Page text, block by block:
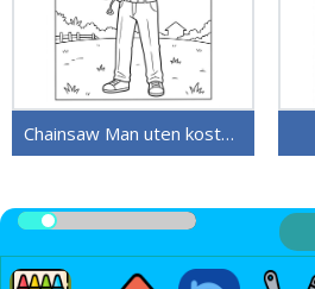
Chainsaw Man uten kostnad